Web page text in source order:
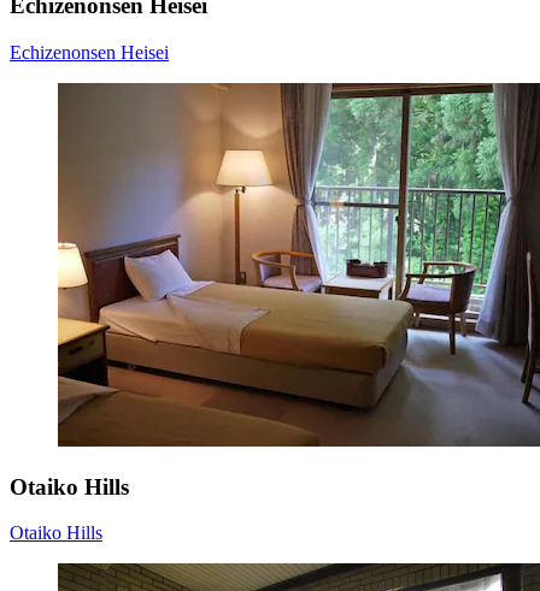
Echizenonsen Heisei
Echizenonsen Heisei
Otaiko Hills
Otaiko Hills